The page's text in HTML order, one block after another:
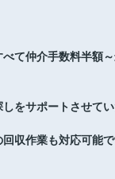
て仲介手数料半額
をサポートさせてい
収作業も対応可能で